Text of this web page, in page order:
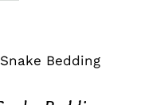
DIT
PRODUCT
/